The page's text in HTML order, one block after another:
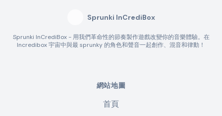
Sprunki InCrediBox
Sprunki InCrediBox - 用我們革命性的節奏製作遊戲改變你的音樂體驗。在
Incredibox 宇宙中與最 sprunky 的角色和聲音一起創作、混音和律動！
網站地圖
首頁